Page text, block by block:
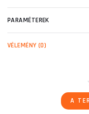
PARAMÉTEREK
VÉLEMÉNY (0)
A